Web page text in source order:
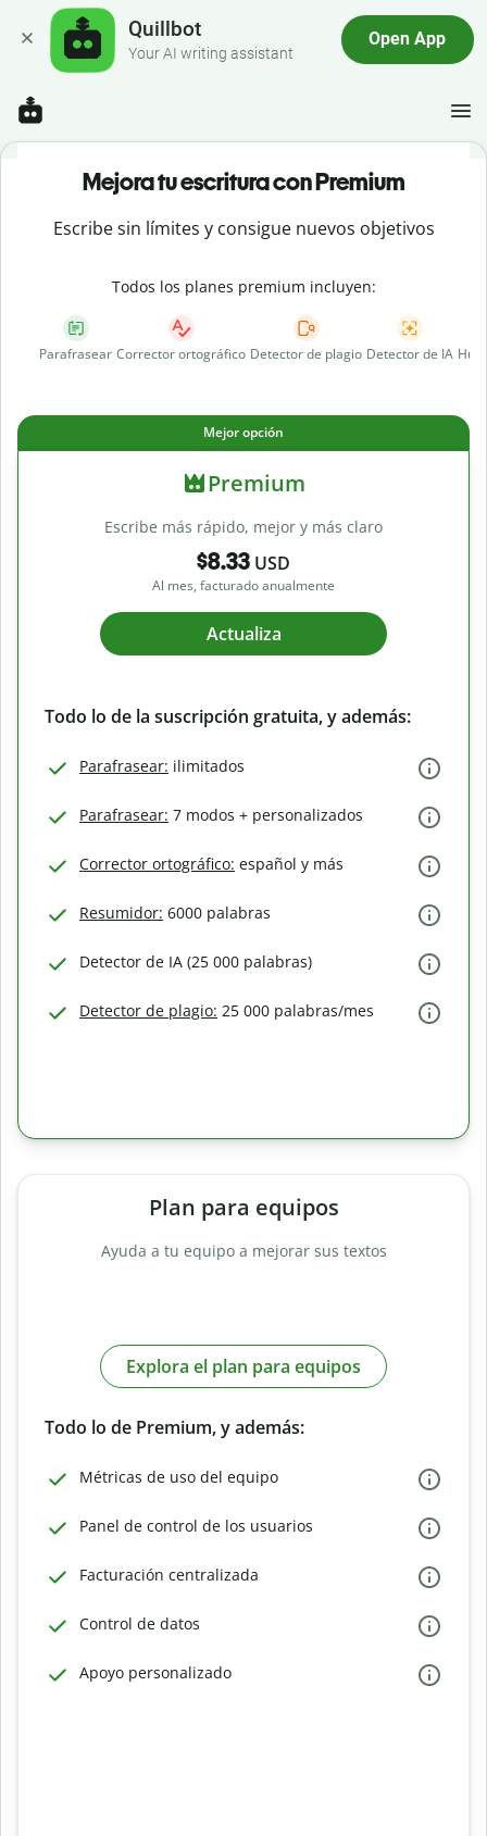
Quillbot
Your AI writing assistant
Open App
Mejora tu escritura con Premium
Escribe sin límites y consigue nuevos objetivos
Todos los planes premium incluyen:
Parafrasear Corrector ortográfico Detector de plagio Detector de IA
Mejor opción
Premium
Escribe más rápido, mejor y más claro
$8.33 USD
Al mes, facturado anualmente
Actualiza
Todo lo de la suscripción gratuita, y además:
Parafrasear: ilimitados
Parafrasear: 7 modos + personalizados
Corrector ortográfico: español y más
Resumidor: 6000 palabras
Detector de IA (25 000 palabras)
Detector de plagio: 25 000 palabras/mes
Plan para equipos
Ayuda a tu equipo a mejorar sus textos
Explora el plan para equipos
Todo lo de Premium, y además:
Métricas de uso del equipo
Panel de control de los usuarios
Facturación centralizada
Control de datos
Apoyo personalizado